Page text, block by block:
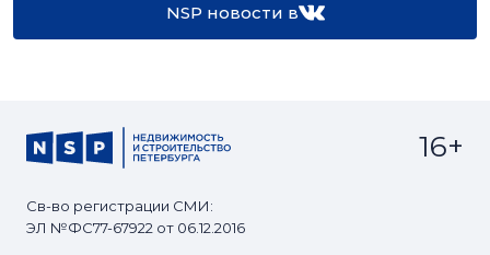
NSP новости в
Св-во регистрации СМИ:
ЭЛ №ФС77-67922 от 06.12.2016
16+